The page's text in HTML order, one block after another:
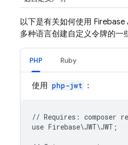
以下是有关如何使用 Firebase
多种语言创建自定义令牌的一
PHP Ruby
使用 php-jwt ：
// Requires: composer
use Firebase\JWT\JWT;